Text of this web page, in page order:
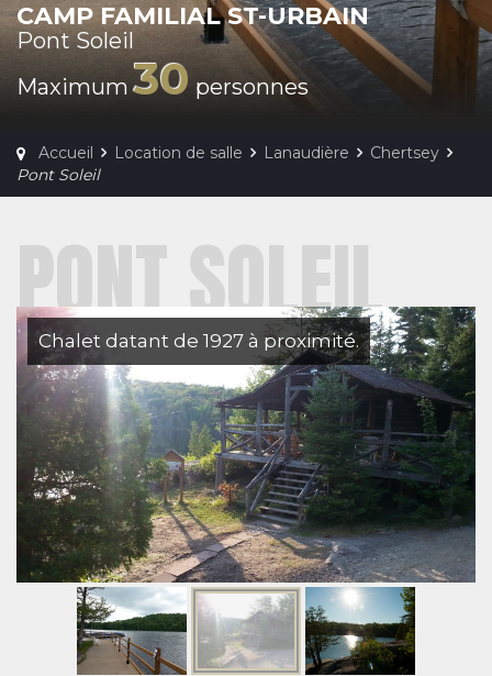
CAMP FAMILIAL ST-URBAIN
Pont Soleil
Maximum30 personnes
Accueil Location de salle Lanaudière
Chertsey
Pont Soleil
PONT SOLEIL
Chalet datant de 1927 à proximité.